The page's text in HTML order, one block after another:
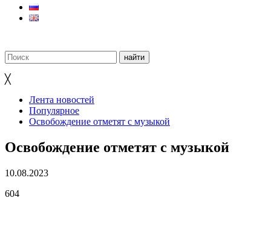
╳
Лента новостей
Популярное
Освобождение отметят с музыкой
Освобождение отметят с музыкой
10.08.2023
604